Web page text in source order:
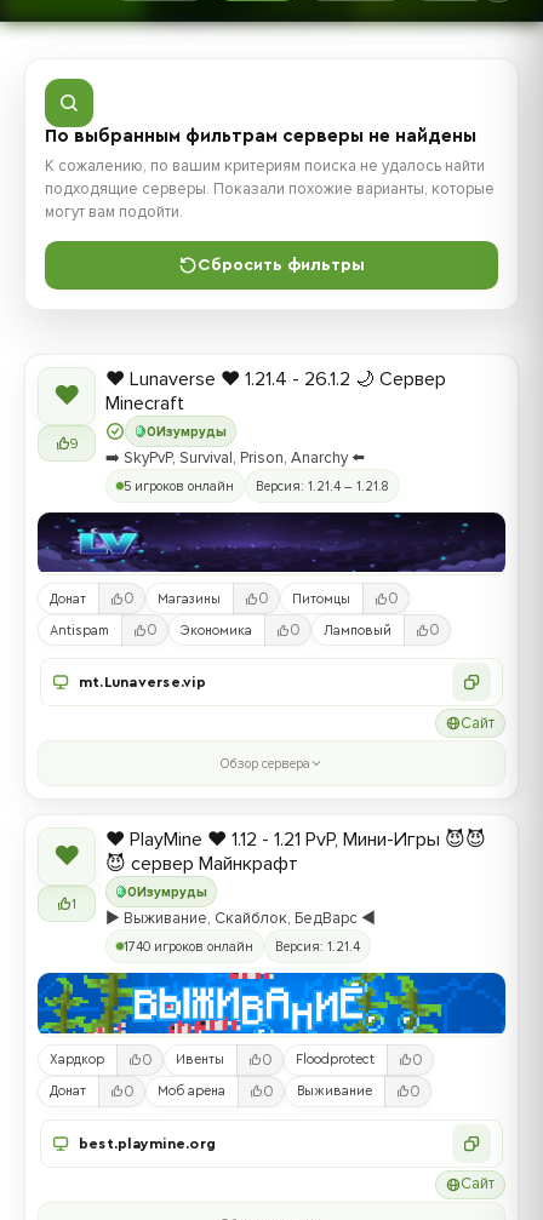
По выбранным фильтрам серверы не найдены
К сожалению, по вашим критериям поиска не удалось найти
подходящие серверы. Показали похожие варианты, которые
могут вам подойти.
Сбросить фильтры
❤
9
0Изумруды
❤️ Lunaverse ❤️ 1.21.4 - 26.1.2 🌙 Сервер
Minecraft
➡️ SkyPvP, Survival, Prison, Anarchy ⬅️
5 игроков онлайн Версия: 1.21.4 – 1.21.8
Донат 0 Магазины 0 Питомцы 0
Antispam 0 Экономика 0 Ламповый 0
mt.Lunaverse.vip
Сайт
Обзор сервера
❤
1
0Изумруды
❤️ PlayMine ❤️ 1.12 - 1.21 PvP, Мини-Игры 😈😈
😈 сервер Майнкрафт
▶️ Выживание, Скайблок, БедВарс ◀️
1740 игроков онлайн Версия: 1.21.4
Хардкор 0 Ивенты 0 Floodprotect 0
Донат 0 Моб арена 0 Выживание 0
best.playmine.org
Сайт